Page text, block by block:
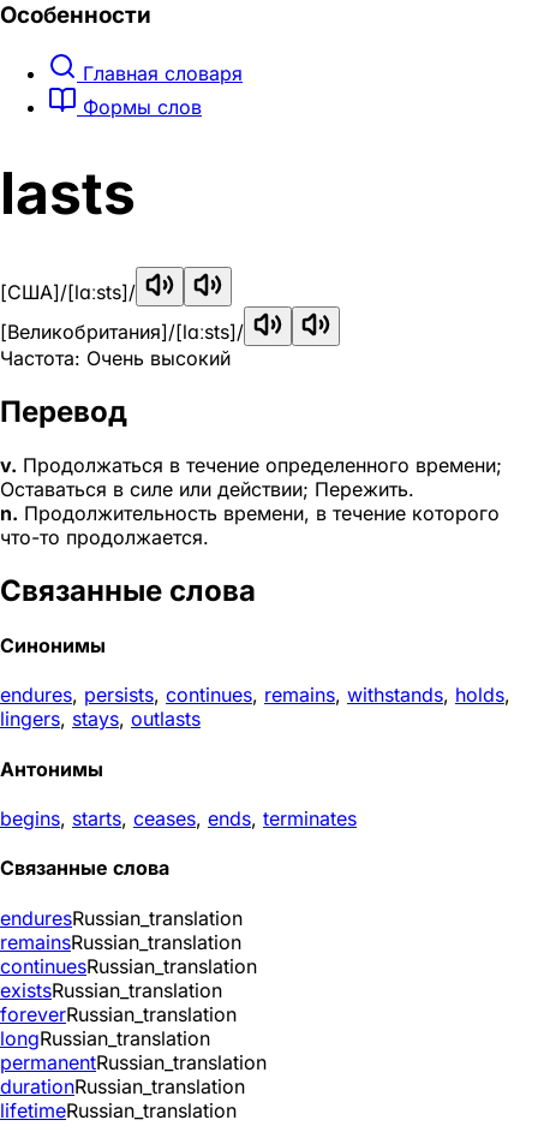
Особенности
Главная словаря
Формы слов
lasts
[США]/[lɑːsts]/
[Великобритания]/[lɑːsts]/
Частота: Очень высокий
Перевод
v. Продолжаться в течение определенного времени;
Оставаться в силе или действии; Пережить.
n. Продолжительность времени, в течение которого
что-то продолжается.
Связанные слова
Синонимы
endures, persists, continues, remains, withstands, holds,
lingers, stays, outlasts
Антонимы
begins, starts, ceases, ends, terminates
Связанные слова
enduresRussian_translation
remainsRussian_translation
continuesRussian_translation
existsRussian_translation
foreverRussian_translation
longRussian_translation
permanentRussian_translation
durationRussian_translation
lifetimeRussian_translation